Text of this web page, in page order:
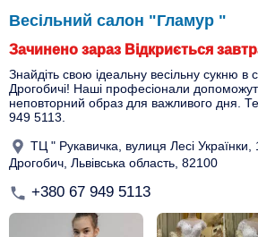
Весільний салон "Гламур "
Зачинено зараз Відкриється
Знайдіть свою ідеальну весільну сукню в
Дрогобичі! Наші професіонали
неповторний образ для важливого дня.
949 5113.
ТЦ " Рукавичка, вулиця Лесі Українки,
Дрогобич, Львівська область, 82100
+380 67 949 5113